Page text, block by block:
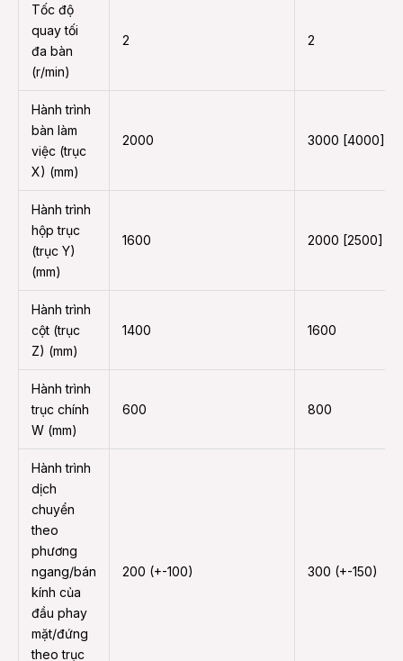
Tốc độ
quay tối
đa bàn
(r/min)
2 2
Hành trình
bàn làm
việc (trục
X) (mm)
2000 3000 [4000]
Hành trình
hộp trục
(trục Y)
(mm)
1600 2000 [2500]
Hành trình
cột (trục
Z) (mm)
1400 1600
Hành trình
trục chính
W (mm)
600 800
Hành trình
dịch
chuyển
theo
phương
ngang/bán
kính của
đầu phay
mặt/đứng
theo trục
200 (+-100) 300 (+-150)